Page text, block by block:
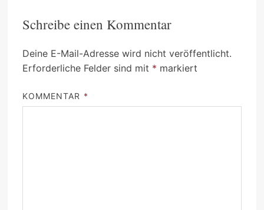
Schreibe einen Kommentar
Deine E-Mail-Adresse wird nicht veröffentlicht.
Erforderliche Felder sind mit * markiert
KOMMENTAR *